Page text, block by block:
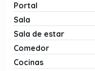
Portal
Sala
Sala de estar
Comedor
Cocinas